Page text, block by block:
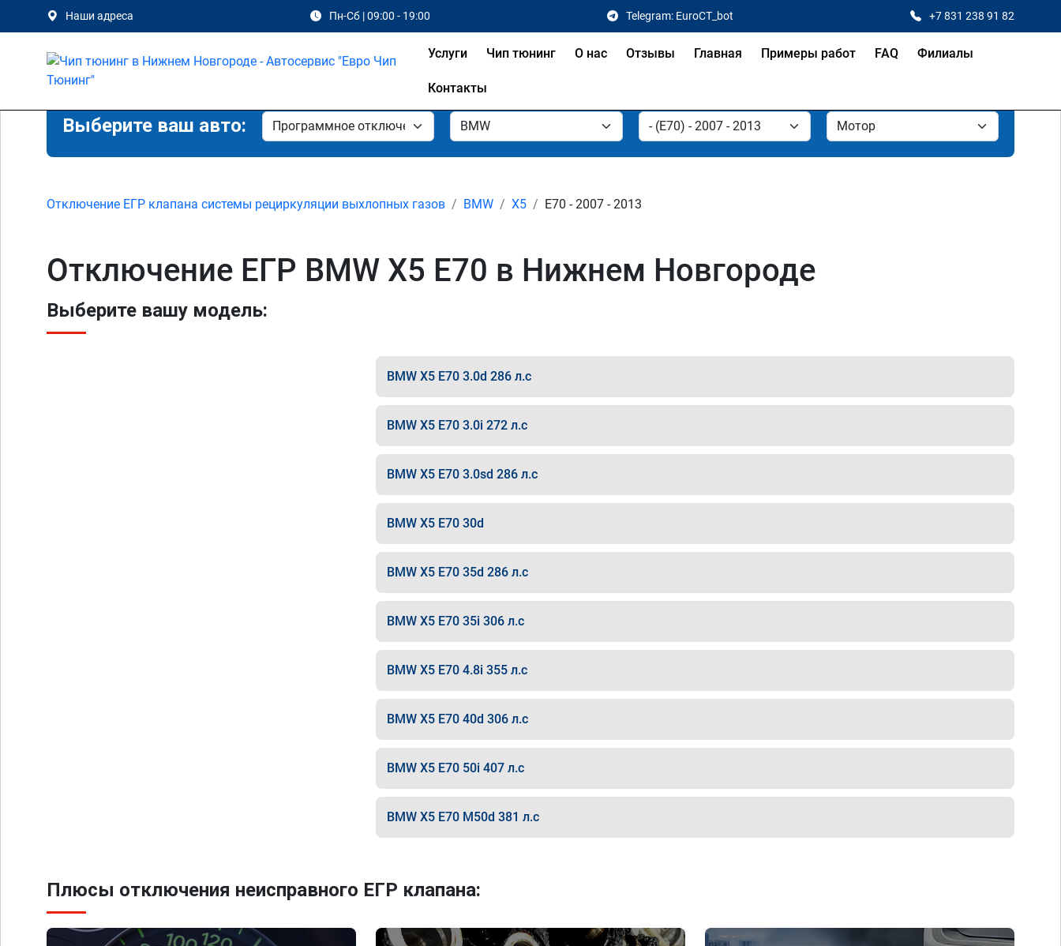
Наши адреса Пн-Сб | 09:00 - 19:00 Telegram: EuroCT_bot +7 831 238 91 82
Услуги Чип тюнинг О нас Отзывы Главная Примеры работ FAQ Филиалы
Контакты
Выберите ваш авто:
Отключение ЕГР клапана системы рециркуляции выхлопных газов BMW X5 E70 - 2007 - 2013
Отключение ЕГР BMW X5 E70 в Нижнем Новгороде
Выберите вашу модель:
BMW X5 E70 3.0d 286 л.с
BMW X5 E70 3.0i 272 л.с
BMW X5 E70 3.0sd 286 л.с
BMW X5 E70 30d
BMW X5 E70 35d 286 л.с
BMW X5 E70 35i 306 л.с
BMW X5 E70 4.8i 355 л.с
BMW X5 E70 40d 306 л.с
BMW X5 E70 50i 407 л.с
BMW X5 E70 M50d 381 л.с
Плюсы отключения неисправного ЕГР клапана: